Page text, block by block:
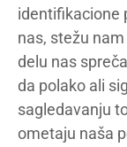
identifikacione
nas, stežu
delu nas
da polako ali
sagledavanju
ometaju naša